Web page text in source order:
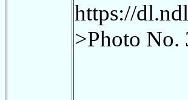
https://
>Photo No.